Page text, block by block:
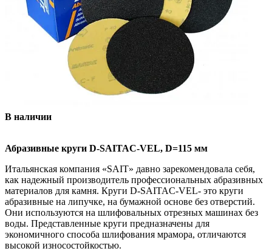
В наличии
Абразивные круги D-SAITAC-VEL, D=115 мм
Итальянская компания «SAIT» давно зарекомендовала себя,
как надежный производитель профессиональных абразивных
материалов для камня. Круги D-SAITAC-VEL- это круги
абразивные на липучке, на бумажной основе без отверстий.
Они используются на шлифовальных отрезных машинах без
воды. Представленные круги предназначены для
экономичного способа шлифования мрамора, отличаются
высокой износостойкостью.